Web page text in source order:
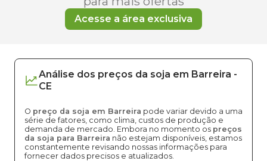
Acesse a área exclusiva
Análise dos preços da soja em Barreira -
CE
O preço da soja em Barreira pode variar devido a uma
série de fatores, como clima, custos de produção e
demanda de mercado. Embora no momento os preços
da soja para Barreira não estejam disponíveis, estamos
constantemente revisando nossas informações para
fornecer dados precisos e atualizados.